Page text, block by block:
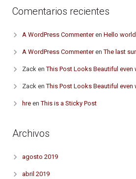
Comentarios recientes
A WordPress Commenteren Hello
A WordPress CommenterenThe last
Zack enThis Post Looks Beautiful
Zack enThis Post Looks Beautiful
hre enThis is a Sticky Post
Archivos
agosto 2019
abril 2019